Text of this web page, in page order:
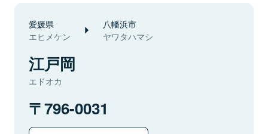
愛媛県
エヒメケン
八幡浜市
ヤワタハマシ
江戸岡
エドオカ
796-0031